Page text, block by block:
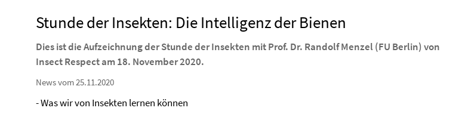
Stunde der Insekten: Die Intelligenz der Bienen
Dies ist die Aufzeichnung der Stunde der Insekten mit Prof. Dr. Randolf Menzel (FU Berlin) von
Insect Respect am 18. November 2020.
News vom 25.11.2020
- Was wir von Insekten lernen können